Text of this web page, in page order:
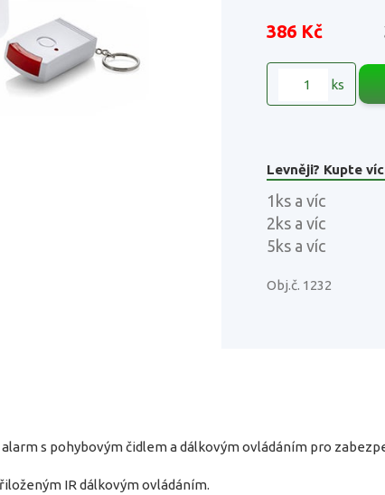
386 Kč
ks
Levněji? Kupte
1ks a víc
2ks a víc
5ks a víc
Obj.č. 1232
s pohybovým čidlem a dálkovým ovládáním pro
IR dálkovým ovládáním.